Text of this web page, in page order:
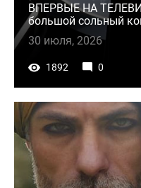
ВПЕРВЫЕ НА
большой сольный
30 июля, 2026
1892 0